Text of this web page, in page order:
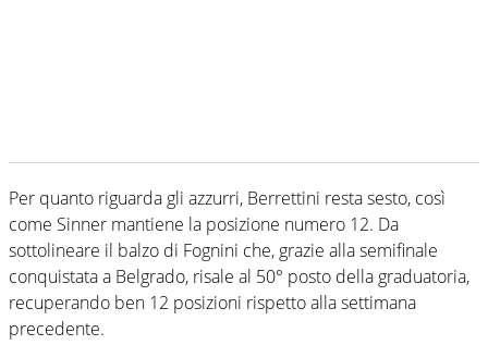
Per quanto riguarda gli azzurri, Berrettini resta sesto, così
come Sinner mantiene la posizione numero 12. Da
sottolineare il balzo di Fognini che, grazie alla semifinale
conquistata a Belgrado, risale al 50° posto della graduatoria,
recuperando ben 12 posizioni rispetto alla settimana
precedente.